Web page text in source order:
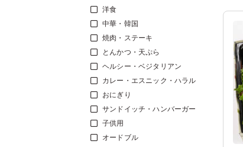
洋食
中華・韓国
焼肉・ステーキ
とんかつ・天ぷら
ヘルシー・ベジタリアン
カレー・エスニック・ハラル
おにぎり
サンドイッチ・ハンバーガー
子供用
オードブル